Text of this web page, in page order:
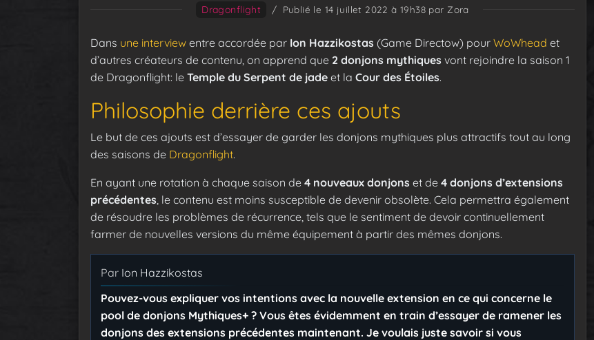
Dragonflight / Publié le 14 juillet 2022 à 19h38 par Zora
Dans une interview entre accordée par Ion Hazzikostas (Game Directow) pour WoWhead et
d’autres créateurs de contenu, on apprend que 2 donjons mythiques vont rejoindre la saison 1
de Dragonflight: le Temple du Serpent de jade et la Cour des Étoiles.
Philosophie derrière ces ajouts
Le but de ces ajouts est d’essayer de garder les donjons mythiques plus attractifs tout au long
des saisons de Dragonflight.
En ayant une rotation à chaque saison de 4 nouveaux donjons et de 4 donjons d’extensions
précédentes , le contenu est moins susceptible de devenir obsolète. Cela permettra également
de résoudre les problèmes de récurrence, tels que le sentiment de devoir continuellement
farmer de nouvelles versions du même équipement à partir des mêmes donjons.
Par Ion Hazzikostas
Pouvez-vous expliquer vos intentions avec la nouvelle extension en ce qui concerne le
pool de donjons Mythiques+ ? Vous êtes évidemment en train d’essayer de ramener les
donjons des extensions précédentes maintenant. Je voulais juste savoir si vous